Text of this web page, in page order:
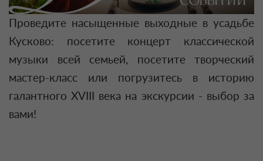
Проведите насыщенные выходные в усадьбе
Кусково: посетите концерт классической
музыки всей семьей, посетите творческий
мастер-класс или погрузитесь в историю
галантного XVIII века на экскурсии - выбор за
вами!